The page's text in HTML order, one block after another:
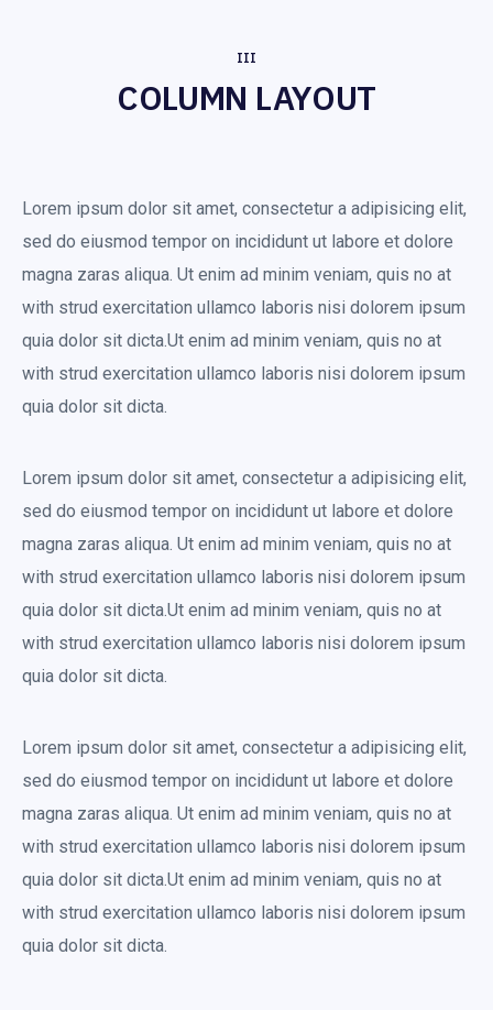
III
COLUMN LAYOUT
Lorem ipsum dolor sit amet, consectetur a adipisicing elit,
sed do eiusmod tempor on incididunt ut labore et dolore
magna zaras aliqua. Ut enim ad minim veniam, quis no at
with strud exercitation ullamco laboris nisi dolorem ipsum
quia dolor sit dicta.Ut enim ad minim veniam, quis no at
with strud exercitation ullamco laboris nisi dolorem ipsum
quia dolor sit dicta.
Lorem ipsum dolor sit amet, consectetur a adipisicing elit,
sed do eiusmod tempor on incididunt ut labore et dolore
magna zaras aliqua. Ut enim ad minim veniam, quis no at
with strud exercitation ullamco laboris nisi dolorem ipsum
quia dolor sit dicta.Ut enim ad minim veniam, quis no at
with strud exercitation ullamco laboris nisi dolorem ipsum
quia dolor sit dicta.
Lorem ipsum dolor sit amet, consectetur a adipisicing elit,
sed do eiusmod tempor on incididunt ut labore et dolore
magna zaras aliqua. Ut enim ad minim veniam, quis no at
with strud exercitation ullamco laboris nisi dolorem ipsum
quia dolor sit dicta.Ut enim ad minim veniam, quis no at
with strud exercitation ullamco laboris nisi dolorem ipsum
quia dolor sit dicta.